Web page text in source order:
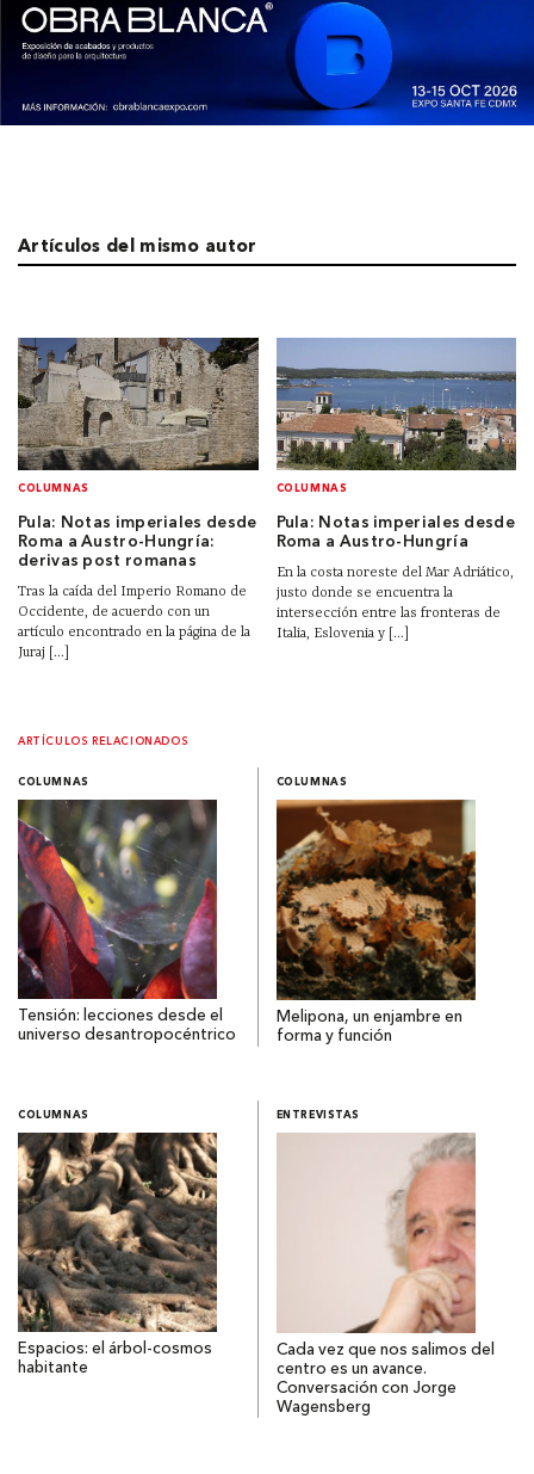
Artículos del mismo autor
COLUMNAS
Pula: Notas imperiales desde
Roma a Austro-Hungría:
derivas post romanas
Tras la caída del Imperio Romano de
Occidente, de acuerdo con un
artículo encontrado en la página de la
Juraj [...]
COLUMNAS
Pula: Notas imperiales desde
Roma a Austro-Hungría
En la costa noreste del Mar Adriático,
justo donde se encuentra la
intersección entre las fronteras de
Italia, Eslovenia y [...]
ARTÍCULOS RELACIONADOS
COLUMNAS
Tensión: lecciones desde el
universo desantropocéntrico
COLUMNAS
Melipona, un enjambre en
forma y función
COLUMNAS
Espacios: el árbol-cosmos
habitante
ENTREVISTAS
Cada vez que nos salimos del
centro es un avance.
Conversación con Jorge
Wagensberg